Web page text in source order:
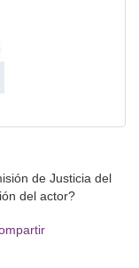
de Justicia del
del actor?